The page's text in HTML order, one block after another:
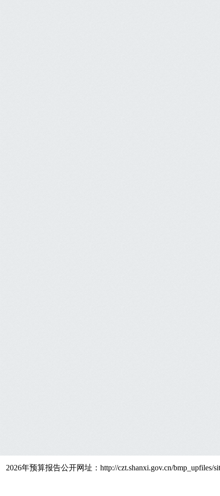
2026年预算报告公开网址：http://czt.shanxi.gov.cn/bmp_upfiles/